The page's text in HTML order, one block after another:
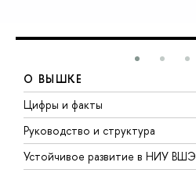
О ВЫШКЕ
Цифры и факты
Руководство и структура
Устойчивое развитие в НИУ ВШЭ